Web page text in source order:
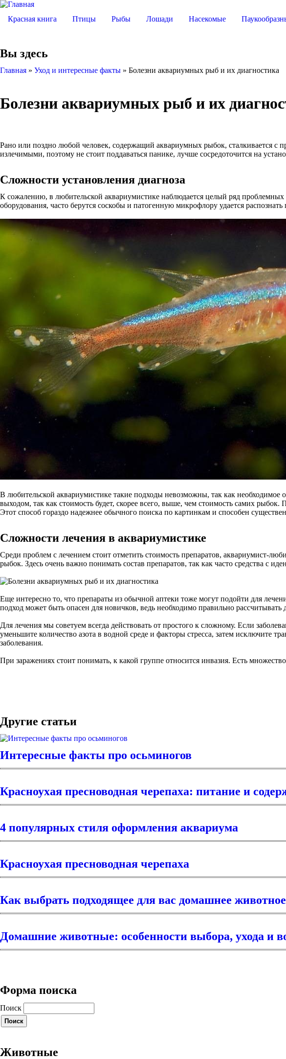
Красная книга Птицы Рыбы Лошади Насекомые
Вы здесь
Главная » Уход и интересные факты » Болезни аквариумных рыб и их диагностика
Болезни аквариумных рыб и их
Рано или поздно любой человек, содержащий аквариумных рыбок, сталкивается с
излечимыми, поэтому не стоит поддаваться панике, лучше сосредоточится на
Сложности установления диагноза
К сожалению, в любительской аквариумистике наблюдается целый ряд
оборудования, часто берутся соскобы и патогенную микрофлору удается
В любительской аквариумистике такие подходы невозможны, так как необходимое
выходом, так как стоимость будет, скорее всего, выше, чем стоимость самих
Этот способ гораздо надежнее обычного поиска по картинкам и способен
Сложности лечения в аквариумистике
Среди проблем с лечением стоит отметить стоимость препаратов, аквариумист-
рыбок. Здесь очень важно понимать состав препаратов, так как часто средства с
Еще интересно то, что препараты из обычной аптеки тоже могут подойти для
подход может быть опасен для новичков, ведь необходимо правильно
Для лечения мы советуем всегда действовать от простого к сложному. Если
уменьшите количество азота в водной среде и факторы стресса, затем исключите
заболевания.
При заражениях стоит понимать, к какой группе относится инвазия. Есть
Другие статьи
Интересные факты про осьминогов
Красноухая пресноводная черепаха: питание и
4 популярных стиля оформления аквариума
Красноухая пресноводная черепаха
Как выбрать подходящее для вас домашнее животное
Домашние животные: особенности выбора, ухода и
Форма поиска
Поиск
Животные